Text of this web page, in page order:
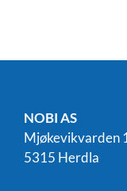
NOBI AS
Mjøkevikvarden
5315 Herdla